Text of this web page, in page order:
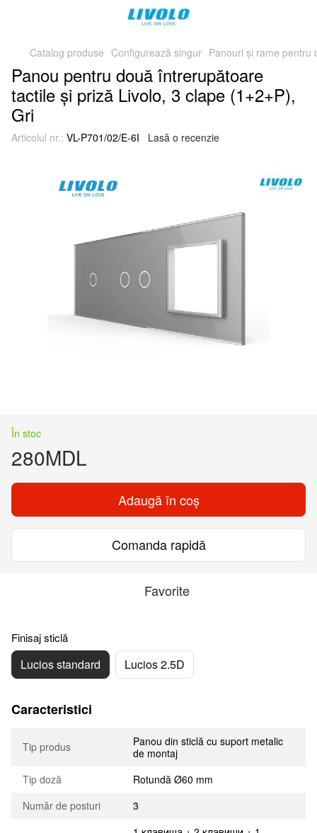
Catalog produse Configurează singur Panouri și rame pentru
Panou pentru două întrerupătoare
tactile și priză Livolo, 3 clape (1+2+P),
Gri
Articolul nr.: VL-P701/02/E-6I Lasă o recenzie
În stoc
280MDL
Adaugă în coș
Comanda rapidă
Favorite
Finisaj sticlă
Lucios standard Lucios 2.5D
Caracteristici
Tip produs
Panou din sticlă cu suport metalic
de montaj
Tip doză
Rotundă Ø60 mm
Număr de posturi
3